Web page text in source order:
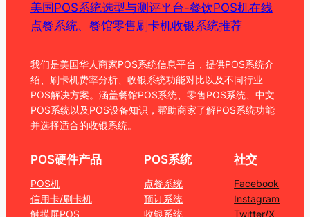
美国POS系统选型与测评平台-餐饮POS机在线
点餐系统、餐馆零售刷卡机收银系统推荐
我们是美国华人商家POS系统信息平台，提供POS系统介
绍、刷卡机费率分析、收银系统功能对比以及不同行业
POS解决方案。涵盖餐馆POS系统、零售POS系统、中文
POS系统以及POS设备知识，帮助商家了解POS系统功能
并选择适合的收银系统。
POS硬件产品
POS机
信用卡/刷卡机
触摸屏POS
POS系统
点餐系统
预订系统
收银系统
社交
Facebook
Instagram
Twitter/X